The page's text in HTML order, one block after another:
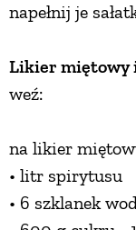
napełnij je
Likier miętowy
weź:
na likier
• litr spirytusu
• 6 szklanek